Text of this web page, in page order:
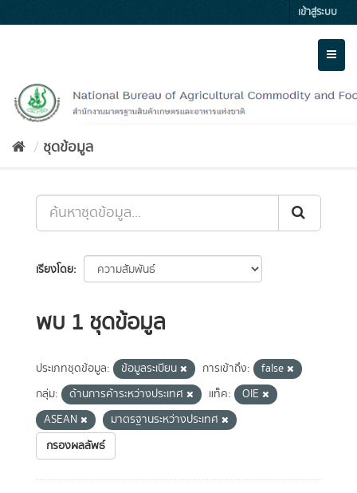
to
เข้าสู่ระบบ
ชุดข้อมูล
เรียงโดย
พบ 1 ชุดข้อมูล
ประเภทชุดข้อมูล: ข้อมูลระเบียน การเข้าถึง:
false
กลุ่ม:
ด้านการค้าระหว่างประเทศ แท็ค:
OIE
ASEAN
มาตรฐานระหว่างประเทศ
กรองผลลัพธ์